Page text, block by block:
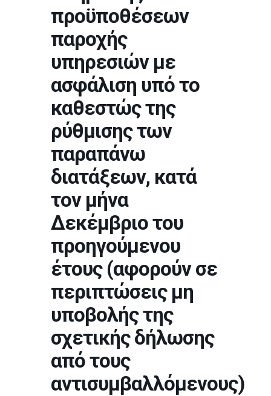
προϋποθέσεων
παροχής
υπηρεσιών με
ασφάλιση υπό το
καθεστώς της
ρύθμισης των
παραπάνω
διατάξεων, κατά
τον μήνα
Δεκέμβριο του
προηγούμενου
έτους (αφορούν σε
περιπτώσεις μη
υποβολής της
σχετικής δήλωσης
από τους
αντισυμβαλλόμενους)